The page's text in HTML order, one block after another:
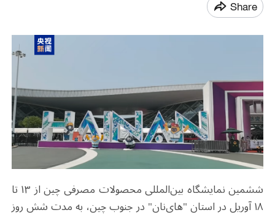
Share
ششمین نمایشگاه بین‌المللی محصولات مصرفی چین از ۱۳ تا
۱۸ آوریل در استان "های‌نان" در جنوب چین، به مدت شش روز